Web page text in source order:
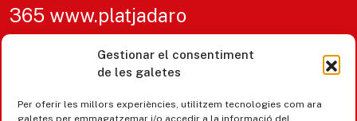
Gestionar el consentiment
de les galetes
Per oferir les millors experiències, utilitzem tecnologies com ara
galetes per emmagatzemar i/o accedir a la informació del
365 www.platjadaro